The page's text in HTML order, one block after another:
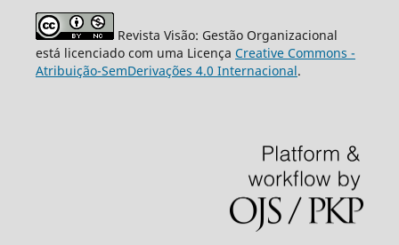
Revista Visão: Gestão Organizacional
está licenciado com uma Licença Creative Commons -
Atribuição-SemDerivações 4.0 Internacional.